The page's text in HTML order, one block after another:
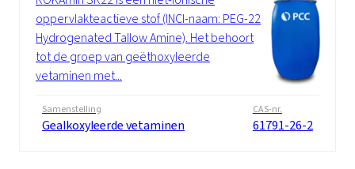
oppervlakteactieve stof (INCI-naam: PEG-22
Hydrogenated Tallow Amine). Het behoort
tot de groep van geëthoxyleerde
vetaminen met...
Samenstelling
Gealkoxyleerde vetaminen
CAS-nr.
61791-26-2